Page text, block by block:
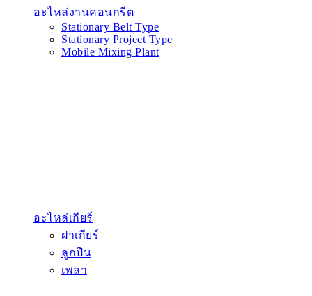
อะไหล่งานคอนกรีต
Stationary Belt Type
Stationary Project Type
Mobile Mixing Plant
อะไหล่เกียร์
ฝาเกียร์
ลูกปืน
เพลา